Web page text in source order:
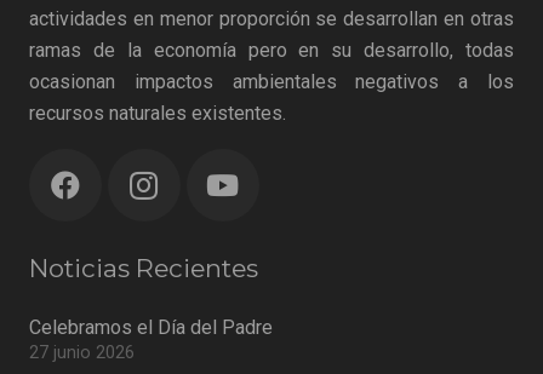
actividades en menor proporción se desarrollan en otras
ramas de la economía pero en su desarrollo, todas
ocasionan impactos ambientales negativos a los
recursos naturales existentes.
Noticias Recientes
Celebramos el Día del Padre
27 junio 2026